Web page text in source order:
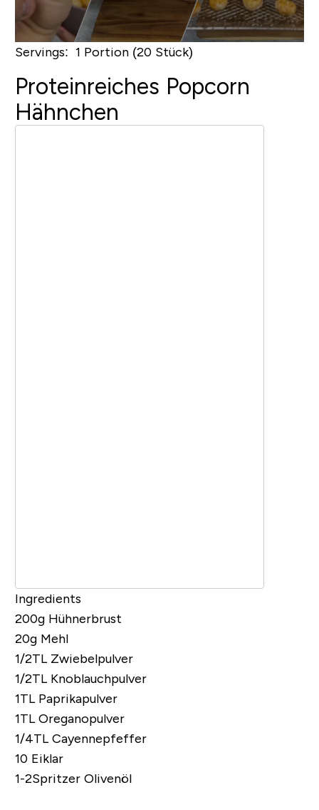
Servings: 1 Portion (20 Stück)
Proteinreiches Popcorn
Hähnchen
Ingredients
200g Hühnerbrust
20g Mehl
1/2TL Zwiebelpulver
1/2TL Knoblauchpulver
1TL Paprikapulver
1TL Oreganopulver
1/4TL Cayennepfeffer
10 Eiklar
1-2Spritzer Olivenöl